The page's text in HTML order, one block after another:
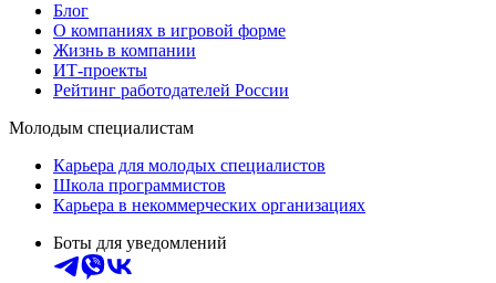
Блог
О компаниях в игровой форме
Жизнь в компании
ИТ-проекты
Рейтинг работодателей России
Молодым специалистам
Карьера для молодых специалистов
Школа программистов
Карьера в некоммерческих организациях
Боты для уведомлений